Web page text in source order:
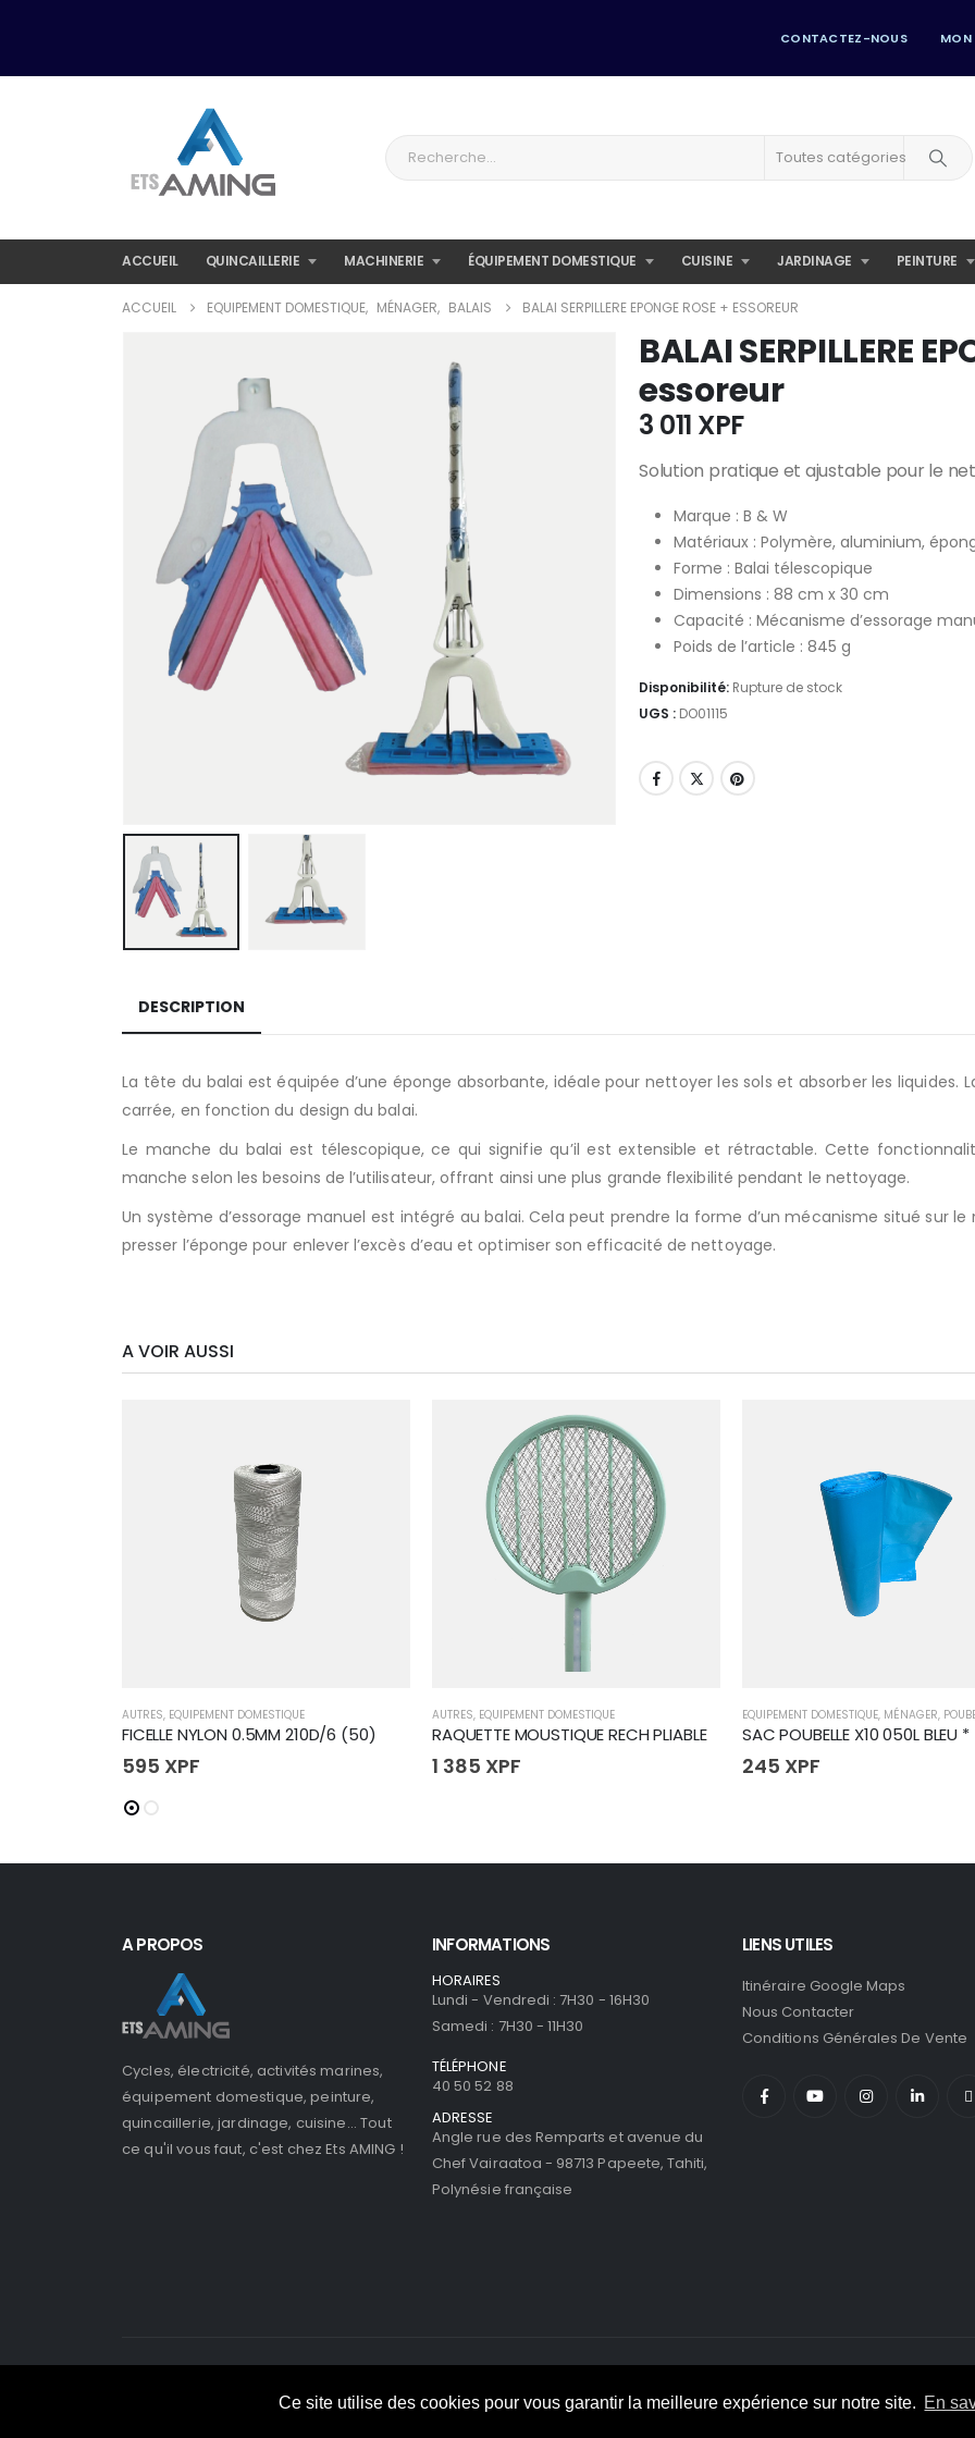
Ce site utilise des cookies pour vous garantir la meilleure expérience sur notre site. En
CONTACTEZ-NOUS MON
Toutes catégories
ACCUEIL QUINCAILLERIE MACHINERIE ÉQUIPEMENT DOMESTIQUE CUISINE JARDINAGE PEINTURE
ACCUEIL EQUIPEMENT DOMESTIQUE, MÉNAGER, BALAIS BALAI SERPILLERE EPONGE ROSE + ESSOREUR
BALAI SERPILLERE
essoreur
3 011 XPF
Solution pratique et ajustable pour le
Marque : B & W
Matériaux : Polymère, aluminium,
Forme : Balai télescopique
Dimensions : 88 cm x 30 cm
Capacité : Mécanisme d’essorage
Poids de l’article : 845 g
Disponibilité: Rupture de stock
UGS : DO01115
DESCRIPTION
La tête du balai est équipée d’une éponge absorbante, idéale pour nettoyer les sols et absorber les liquides.
carrée, en fonction du design du balai.
Le manche du balai est télescopique, ce qui signifie qu’il est extensible et rétractable. Cette
manche selon les besoins de l’utilisateur, offrant ainsi une plus grande flexibilité pendant le nettoyage.
Un système d’essorage manuel est intégré au balai. Cela peut prendre la forme d’un mécanisme situé sur
presser l’éponge pour enlever l’excès d’eau et optimiser son efficacité de nettoyage.
A VOIR AUSSI
AUTRES, EQUIPEMENT DOMESTIQUE
FICELLE NYLON 0.5MM 210D/6 (50)
595 XPF
AUTRES, EQUIPEMENT DOMESTIQUE
RAQUETTE MOUSTIQUE RECH PLIABLE
1 385 XPF
EQUIPEMENT DOMESTIQUE, MÉNAGER,
SAC POUBELLE X10 050L BLEU *
245 XPF
A PROPOS
Cycles, électricité, activités marines,
équipement domestique, peinture,
quincaillerie, jardinage, cuisine... Tout
ce qu'il vous faut, c'est chez Ets AMING !
INFORMATIONS
HORAIRES
Lundi - Vendredi : 7H30 - 16H30
Samedi : 7H30 - 11H30
TÉLÉPHONE
40 50 52 88
ADRESSE
Angle rue des Remparts et avenue du
Chef Vairaatoa - 98713 Papeete, Tahiti,
Polynésie française
LIENS UTILES
Itinéraire Google Maps
Nous Contacter
Conditions Générales De Vente